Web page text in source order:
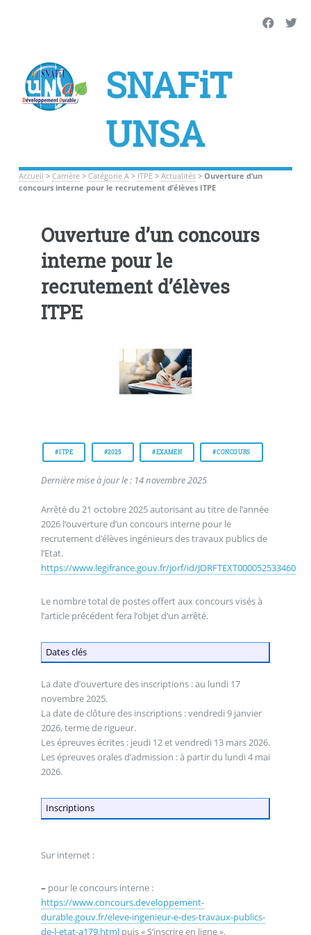
SNAFiT
UNSA
Accueil > Carrière> Catégorie A> ITPE> Actualités> Ouverture d’un
concours interne pour le recrutement d’élèves ITPE
Ouverture d’un concours
interne pour le
recrutement d’élèves
ITPE
#ITPE #2025 #EXAMEN #CONCOURS
Dernière mise à jour le : 14 novembre 2025
Arrêté du 21 octobre 2025 autorisant au titre de l’année
2026 l’ouverture d’un concours interne pour le
recrutement d’élèves ingénieurs des travaux publics de
l’Etat.
https://www.legifrance.gouv.fr/jorf/id/JORFTEXT000052533460
Le nombre total de postes offert aux concours visés à
l’article précédent fera l’objet d’un arrêté.
Dates clés
La date d’ouverture des inscriptions : au lundi 17
novembre 2025.
La date de clôture des inscriptions : vendredi 9 janvier
2026, terme de rigueur.
Les épreuves écrites : jeudi 12 et vendredi 13 mars 2026.
Les épreuves orales d’admission : à partir du lundi 4 mai
2026.
Inscriptions
Sur internet :
– pour le concours interne :
https://www.concours.developpement-
durable.gouv.fr/eleve-ingenieur-e-des-travaux-publics-
de-l-etat-a179.htmlpuis « S’inscrire en ligne ».